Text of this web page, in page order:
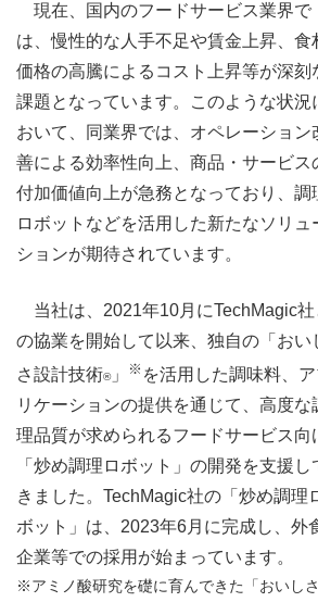
現在、国内のフードサービス業界で
は、慢性的な人手不足や賃金上昇、食
価格の高騰によるコスト上昇等が深刻
課題となっています。このような状況
おいて、同業界では、オペレーション
善による効率性向上、商品・サービス
付加価値向上が急務となっており、調
ロボットなどを活用した新たなソリュ
ションが期待されています。
当社は、2021年10月にTechMagic社
の協業を開始して以来、独自の「おい
さ設計技術®」 ※ を活用した調味料、
リケーションの提供を通じて、高度な
理品質が求められるフードサービス向
「炒め調理ロボット」の開発を支援し
きました。TechMagic社の「炒め調理
ボット」は、2023年6月に完成し、外
企業等での採用が始まっています。
※アミノ酸研究を礎に育んできた「おいし